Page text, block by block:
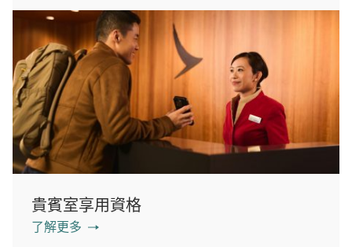
貴賓室享用資格
了解更多